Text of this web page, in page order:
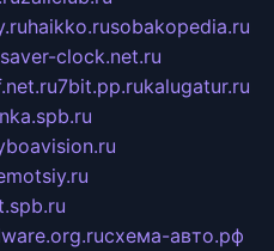
haikko.rusobakopedia.ru
clock.net.ru
7bit.pp.rukalugatur.ru
схема-авто.рф